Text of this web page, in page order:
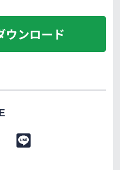
ウンロード